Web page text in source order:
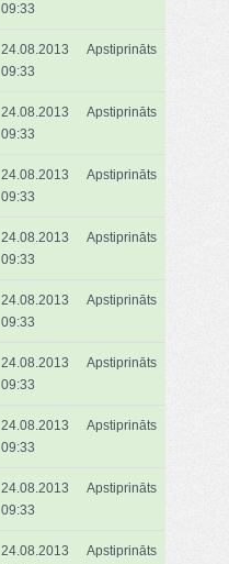
09:33
24.08.2013
09:33
Apstiprināts
24.08.2013
09:33
Apstiprināts
24.08.2013
09:33
Apstiprināts
24.08.2013
09:33
Apstiprināts
24.08.2013
09:33
Apstiprināts
24.08.2013
09:33
Apstiprināts
24.08.2013
09:33
Apstiprināts
24.08.2013
09:33
Apstiprināts
24.08.2013
Apstiprināts